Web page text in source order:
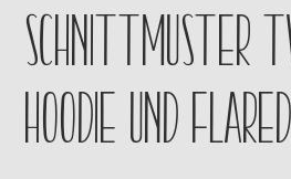
Schnittmuster
Hoodie und